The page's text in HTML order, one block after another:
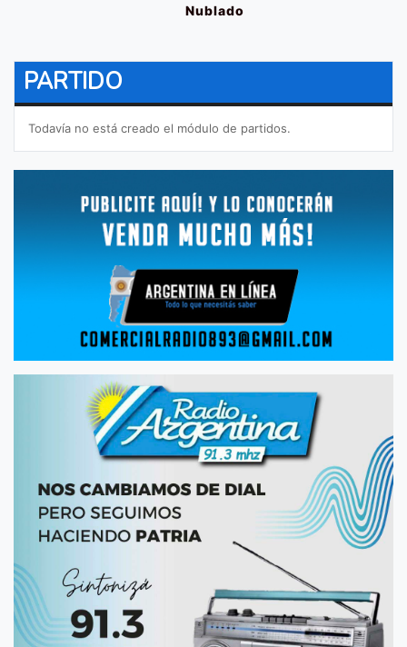
Nublado
PARTIDO
Todavía no está creado el módulo de partidos.